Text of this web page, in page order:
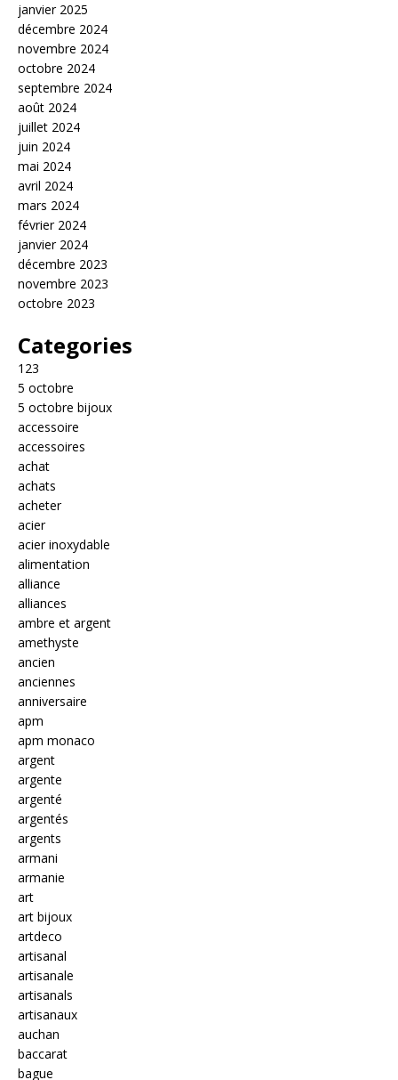
janvier 2025
décembre 2024
novembre 2024
octobre 2024
septembre 2024
août 2024
juillet 2024
juin 2024
mai 2024
avril 2024
mars 2024
février 2024
janvier 2024
décembre 2023
novembre 2023
octobre 2023
Categories
123
5 octobre
5 octobre bijoux
accessoire
accessoires
achat
achats
acheter
acier
acier inoxydable
alimentation
alliance
alliances
ambre et argent
amethyste
ancien
anciennes
anniversaire
apm
apm monaco
argent
argente
argenté
argentés
argents
armani
armanie
art
art bijoux
artdeco
artisanal
artisanale
artisanals
artisanaux
auchan
baccarat
bague